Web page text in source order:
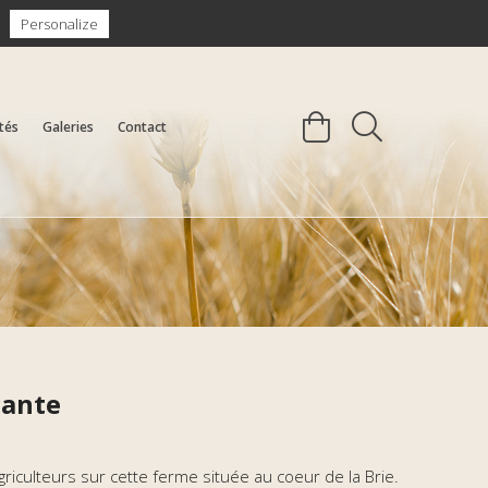
Galeries Contact
sur cette ferme située au coeur de la Brie.
Personalize